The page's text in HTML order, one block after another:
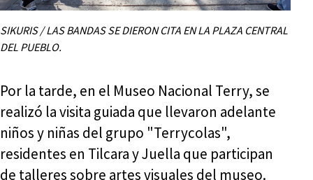
SIKURIS / LAS BANDAS SE DIERON CITA EN LA PLAZA CENTRAL
DEL PUEBLO.
Por la tarde, en el Museo Nacional Terry, se
realizó la visita guiada que llevaron adelante
niños y niñas del grupo "Terrycolas",
residentes en Tilcara y Juella que participan
de talleres sobre artes visuales del museo.